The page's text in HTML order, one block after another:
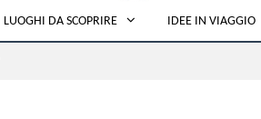
LUOGHI DA SCOPRIRE IDEE IN VIAGGIO